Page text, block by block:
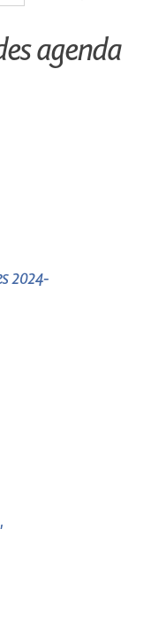
agenda
2024-